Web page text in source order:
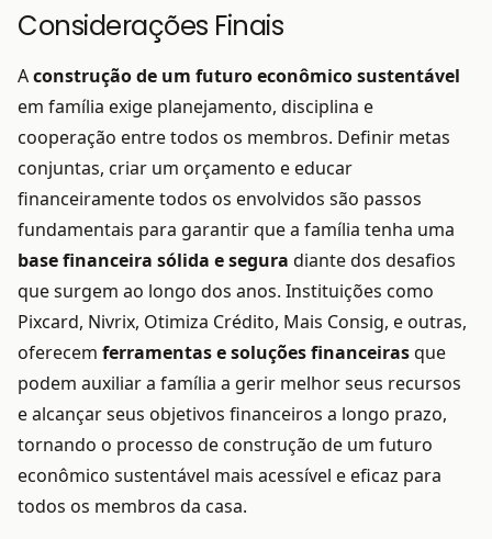
Considerações Finais
A construção de um futuro econômico sustentável
em família exige planejamento, disciplina e
cooperação entre todos os membros. Definir metas
conjuntas, criar um orçamento e educar
financeiramente todos os envolvidos são passos
fundamentais para garantir que a família tenha uma
base financeira sólida e segura diante dos desafios
que surgem ao longo dos anos. Instituições como
Pixcard, Nivrix, Otimiza Crédito, Mais Consig, e outras,
oferecem ferramentas e soluções financeiras que
podem auxiliar a família a gerir melhor seus recursos
e alcançar seus objetivos financeiros a longo prazo,
tornando o processo de construção de um futuro
econômico sustentável mais acessível e eficaz para
todos os membros da casa.